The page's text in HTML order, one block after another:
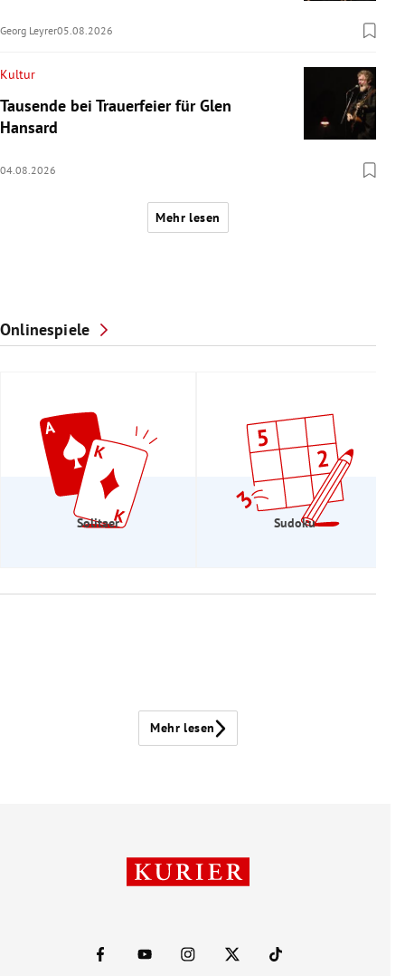
Georg Leyrer05.08.2026
Kultur
Tausende bei Trauerfeier für Glen
Hansard
04.08.2026
Mehr lesen
Onlinespiele
Solitaer Sudoku
Mehr lesen